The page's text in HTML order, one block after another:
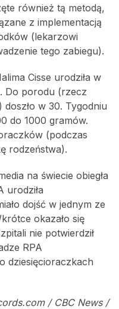
również tą metodą,
z implementacją
(lekarzowi
tego zabiegu).
Cisse urodziła w
Do porodu (rzecz
w 30. Tygodniu
do 1000 gramów.
(podczas
rodzeństwa).
na świecie obiegła
urodziła
dojść w jednym ze
okazało się
nie potwierdził
RPA
dziesięcioraczkach
/ CBC News /